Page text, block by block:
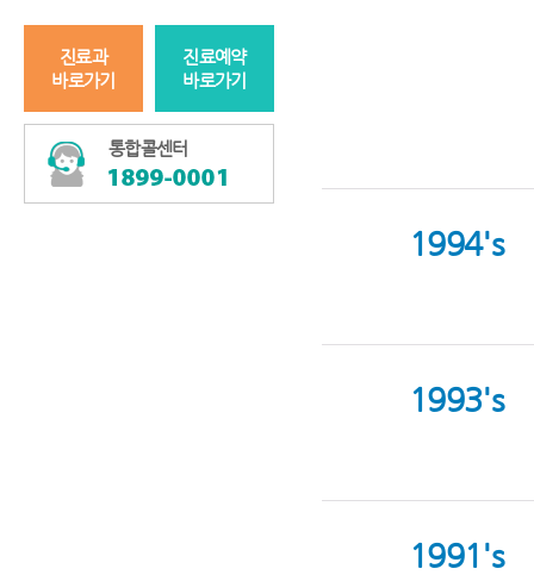
진료과
바로가기
진료예약
바로가기
통합콜센터
1994's
1993's
1991's